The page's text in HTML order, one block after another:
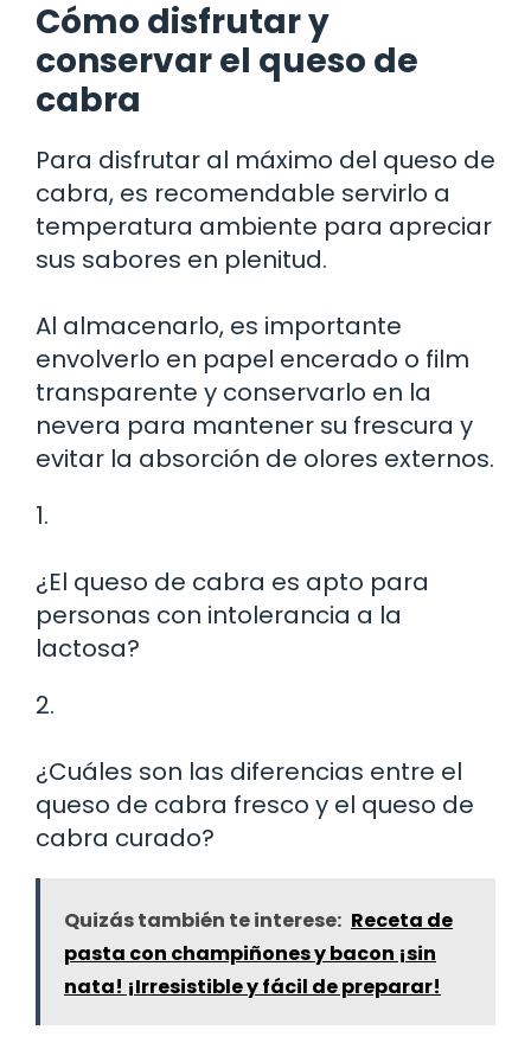
Cómo disfrutar y
conservar el queso de
cabra
Para disfrutar al máximo del queso de
cabra, es recomendable servirlo a
temperatura ambiente para apreciar
sus sabores en plenitud.
Al almacenarlo, es importante
envolverlo en papel encerado o film
transparente y conservarlo en la
nevera para mantener su frescura y
evitar la absorción de olores externos.
1.
¿El queso de cabra es apto para
personas con intolerancia a la
lactosa?
2.
¿Cuáles son las diferencias entre el
queso de cabra fresco y el queso de
cabra curado?
Quizás también te interese: Receta de
pasta con champiñones y bacon ¡sin
nata! ¡Irresistible y fácil de preparar!